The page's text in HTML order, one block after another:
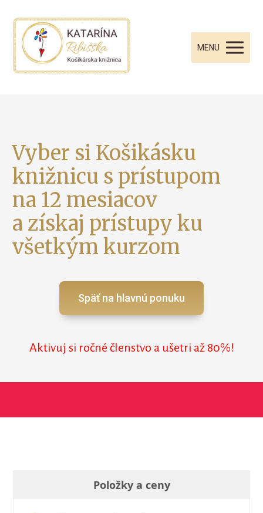
MENU
Vyber si Košikásku
knižnicu s prístupom
na 12 mesiacov
a získaj prístupy ku
všetkým kurzom
Späť na hlavnú ponuku
Aktivuj si ročné členstvo a ušetri až 80%!
Položky a ceny